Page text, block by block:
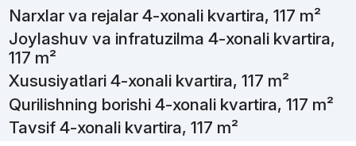
Narxlar va rejalar 4-xonali kvartira, 117 m²
Joylashuv va infratuzilma 4-xonali kvartira,
117 m²
Xususiyatlari 4-xonali kvartira, 117 m²
Qurilishning borishi 4-xonali kvartira, 117 m²
Tavsif 4-xonali kvartira, 117 m²